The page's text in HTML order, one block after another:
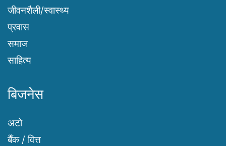
जीवनशैली/स्वास्थ्य
प्रवास
समाज
साहित्य
बिजनेस
अटो
बैँक / वित्त